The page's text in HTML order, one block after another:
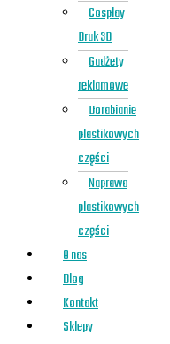
Cosplay
Druk 3D
Gadżety
reklamowe
Dorabianie
plastikowych
części
Naprawa
plastikowych
części
O nas
Blog
Kontakt
Sklepy